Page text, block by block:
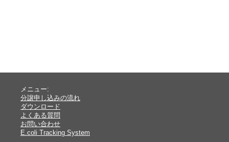
メニュー:
分譲申し込みの流れ
ダウンロード
よくある質問
お問い合わせ
E.coli Tracking System